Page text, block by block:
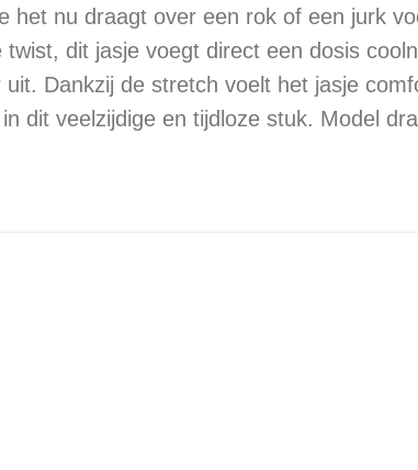
het nu draagt over een rok of een jurk
dit jasje voegt direct een dosis
Dankzij de stretch voelt het jasje
dit veelzijdige en tijdloze stuk. Model